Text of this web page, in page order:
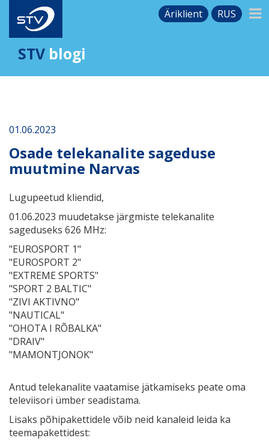
Äriklient RUS
STV blogi
01.06.2023
Osade telekanalite sageduse
muutmine Narvas
Lugupeetud kliendid,
01.06.2023 muudetakse järgmiste telekanalite
sageduseks 626 MHz:
"EUROSPORT 1"
"EUROSPORT 2"
"EXTREME SPORTS"
"SPORT 2 BALTIC"
"ZIVI AKTIVNO"
"NAUTICAL"
"OHOTA I RÕBALKA"
"DRAIV"
"MAMONTJONOK"
Antud telekanalite vaatamise jätkamiseks peate oma
televiisori ümber seadistama.
Lisaks põhipakettidele võib neid kanaleid leida ka
teemapakettidest: